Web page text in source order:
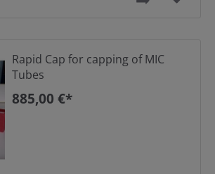
Rapid Cap for capping of MIC
Tubes
885,00 €*